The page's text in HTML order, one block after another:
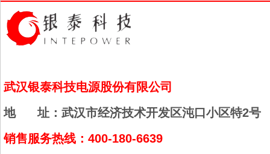
武汉银泰科技电源股份有限公司
地 址：武汉市经济技术开发区沌口小区特2号
销售服务热线：400-180-6639